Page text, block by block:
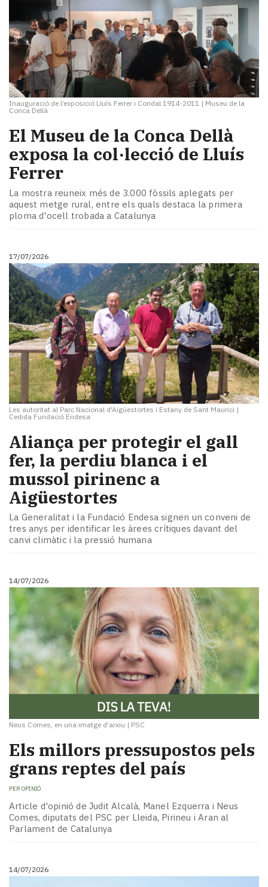
Inauguració de l’exposició Lluís Ferrer i Condal 1914-2011 | Museu de la
Conca Dellà
El Museu de la Conca Dellà
exposa la col·lecció de Lluís
Ferrer
La mostra reuneix més de 3.000 fòssils aplegats per
aquest metge rural, entre els quals destaca la primera
ploma d'ocell trobada a Catalunya
17/07/2026
Les autoritat al Parc Nacional d'Aigüestortes i Estany de Sant Maurici |
Cedida Fundació Endesa
Aliança per protegir el gall
fer, la perdiu blanca i el
mussol pirinenc a
Aigüestortes
La Generalitat i la Fundació Endesa signen un conveni de
tres anys per identificar les àrees crítiques davant del
canvi climàtic i la pressió humana
14/07/2026
Neus Comes, en una imatge d'arxiu | PSC
Els millors pressupostos pels
grans reptes del país
PER OPINIÓ
Article d'opinió de Judit Alcalà, Manel Ezquerra i Neus
Comes, diputats del PSC per Lleida, Pirineu i Aran al
Parlament de Catalunya
14/07/2026